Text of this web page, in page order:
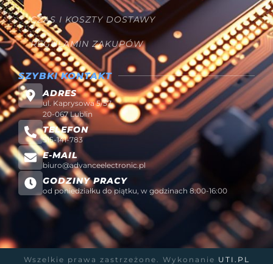
CZAS I KOSZTY DOSTAWY
REGULAMIN ZAKUPÓW
SZYBKI KONTAKT
ADRES
ul. Kaprysowa 5/57
20-067 Lublin
TELEFON
515-141-783
E-MAIL
biuro@advanceelectronic.pl
GODZINY PRACY
od poniedziałku do piątku, w godzinach 8:00-16:00
Wszelkie prawa zastrzeżone. Wykonanie UTI.PL